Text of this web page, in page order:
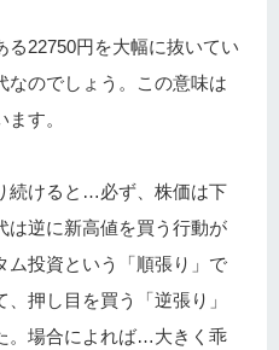
22750円を大幅に抜いてい
なのでしょう。この意味は
す。
続けると…必ず、株価は下
逆に新高値を買う行動が
ム投資という「順張り」で
押し目を買う「逆張り」
。場合によれば…大きく乖